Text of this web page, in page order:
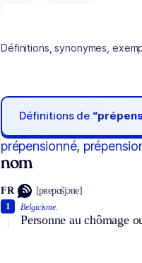
Définitions, synonymes,
Définitions de
prépensionné,
nom
FR [pʀepɑ̃sjɔne]
Belgicisme.
Personne au chômage
1